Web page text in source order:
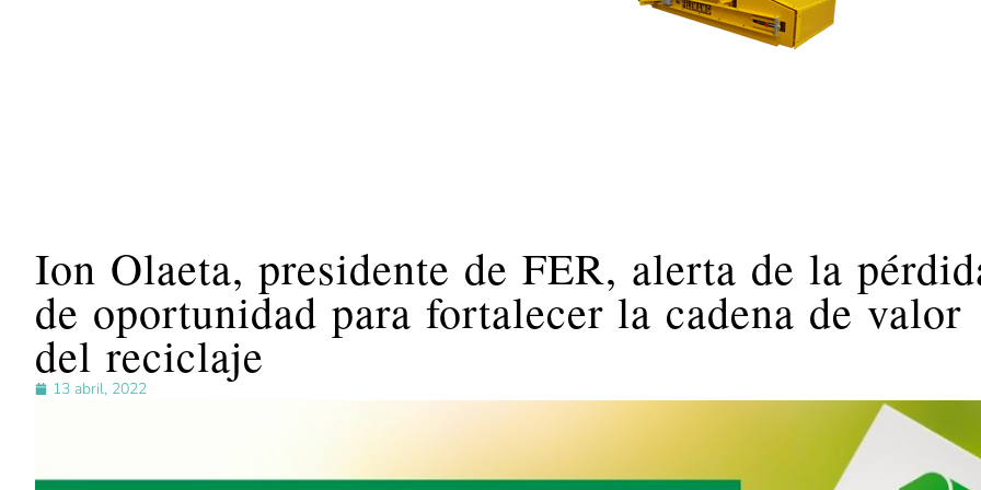
Ion Olaeta, presidente de FER, alerta de la
de oportunidad para fortalecer la cadena de valor
del reciclaje
13 abril, 2022